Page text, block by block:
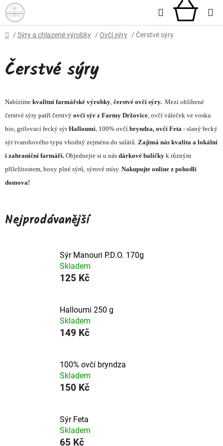
Přejít
na
obsah
Hledat
Domů
/ Sýry a chlazené výrobky / Ovčí sýry / Čerstvé sýry
Čerstvé sýry
Nabízíme kvalitní farmářské výrobky, čerstvé ovčí sýry. Mezi oblíbené
čerstvé sýry patří čerstvý ovčí sýr z Farmy Držovice, ovčí váleček ve vosku
bio, grilovací řecký sýrHalloumi, 100% ovčí bryndza, ovčí Feta - slaný řecký
sýr tvarohového typu vhodný zejména do salátů. Zajímá nás kvalita a lokální
i zahraniční farmáři. Objednejte si u nás dárkové balíčky k různým
příležitostem, boxy plné sýrů, sýrové mísy. Nakupujte online z pohodlí
domova!
Nejprodávanější
Sýr Manouri P.D.O. 170g
Skladem
125 Kč
Halloumi 250 g
Skladem
149 Kč
100% ovčí bryndza
Skladem
150 Kč
Sýr Feta
Skladem
65 Kč